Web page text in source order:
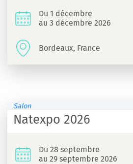
Du 1 décembre
au 3 décembre 2026
Bordeaux, France
Salon
Natexpo 2026
Du 28 septembre
au 29 septembre 2026